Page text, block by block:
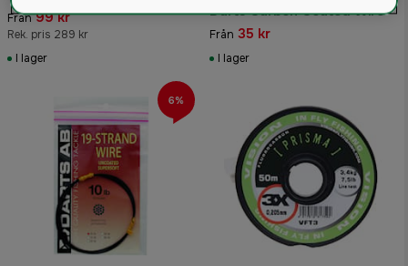
Från 99 kr
Rek. pris 289 kr
I lager
Darts Carbon Coated Wire
Från 35 kr
I lager
6%